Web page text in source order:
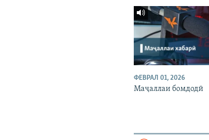
ФЕВРАЛ 01, 2026
Маҷаллаи бомдодӣ